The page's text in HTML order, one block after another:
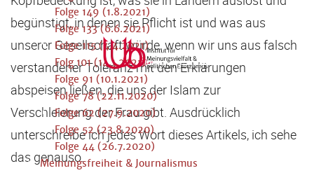
Folge 149 (1.8.2021)
Folge 133 (6.6.2021)
Folge 115 (4.4.2021)
Folg 101 (14.1.2021)
Folge 91 (10.1.2021)
Folge 78 (22.11.2020)
Folge 62 (27.9.2020)
Folge 52 (23.8.2020)
Folge 44 (26.7.2020)
Meinungsfreiheit & Journalismus
begünstigt, in denen sie Pflicht ist und was aus
unserer Gesellschaft würde, wenn wir uns aus falsch
verstandener Toleranz mit den Erklärungen
abspeisen ließen, die uns der Islam zur
Verschleierung der Frau gibt. Ausdrücklich
unterschreibe ich jedes Wort dieses Artikels, ich sehe
das genauso.